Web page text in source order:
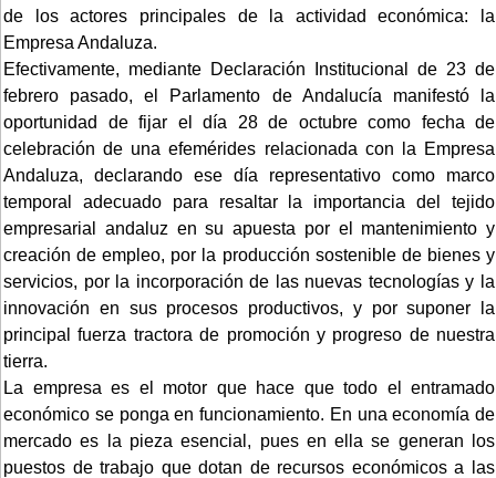
de los actores principales de la actividad económica: la
Empresa Andaluza.
Efectivamente, mediante Declaración Institucional de 23 de
febrero pasado, el Parlamento de Andalucía manifestó la
oportunidad de fijar el día 28 de octubre como fecha de
celebración de una efemérides relacionada con la Empresa
Andaluza, declarando ese día representativo como marco
temporal adecuado para resaltar la importancia del tejido
empresarial andaluz en su apuesta por el mantenimiento y
creación de empleo, por la producción sostenible de bienes y
servicios, por la incorporación de las nuevas tecnologías y la
innovación en sus procesos productivos, y por suponer la
principal fuerza tractora de promoción y progreso de nuestra
tierra.
La empresa es el motor que hace que todo el entramado
económico se ponga en funcionamiento. En una economía de
mercado es la pieza esencial, pues en ella se generan los
puestos de trabajo que dotan de recursos económicos a las